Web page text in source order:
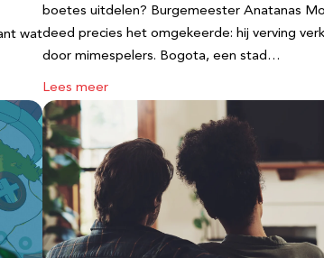
wat
boetes uitdelen? Burgemeester Anatanas
deed precies het omgekeerde: hij verving
door mimespelers. Bogota, een stad…
Lees meer